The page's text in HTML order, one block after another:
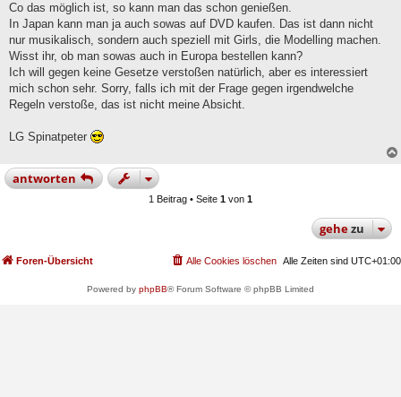
Co das möglich ist, so kann man das schon genießen.
In Japan kann man ja auch sowas auf DVD kaufen. Das ist dann nicht
nur musikalisch, sondern auch speziell mit Girls, die Modelling machen.
Wisst ihr, ob man sowas auch in Europa bestellen kann?
Ich will gegen keine Gesetze verstoßen natürlich, aber es interessiert
mich schon sehr. Sorry, falls ich mit der Frage gegen irgendwelche
Regeln verstoße, das ist nicht meine Absicht.
LG Spinatpeter
antworten
1 Beitrag • Seite 1 von 1
gehezu
Foren-Übersicht Alle Zeiten sind UTC+01:00
Alle Cookies löschen
Powered by phpBB® Forum Software © phpBB Limited